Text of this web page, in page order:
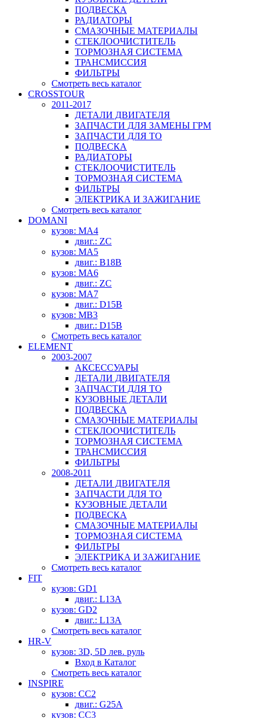
ПОДВЕСКА
РАДИАТОРЫ
СМАЗОЧНЫЕ МАТЕРИАЛЫ
СТЕКЛООЧИСТИТЕЛЬ
ТОРМОЗНАЯ СИСТЕМА
ТРАНСМИССИЯ
ФИЛЬТРЫ
Смотреть весь каталог
CROSSTOUR
2011-2017
ДЕТАЛИ ДВИГАТЕЛЯ
ЗАПЧАСТИ ДЛЯ ЗАМЕНЫ ГРМ
ЗАПЧАСТИ ДЛЯ ТО
ПОДВЕСКА
РАДИАТОРЫ
СТЕКЛООЧИСТИТЕЛЬ
ТОРМОЗНАЯ СИСТЕМА
ФИЛЬТРЫ
ЭЛЕКТРИКА И ЗАЖИГАНИЕ
Смотреть весь каталог
DOMANI
кузов: MA4
двиг.: ZC
кузов: MA5
двиг.: B18B
кузов: MA6
двиг.: ZC
кузов: MA7
двиг.: D15B
кузов: MB3
двиг.: D15B
Смотреть весь каталог
ELEMENT
2003-2007
АКСЕССУАРЫ
ДЕТАЛИ ДВИГАТЕЛЯ
ЗАПЧАСТИ ДЛЯ ТО
КУЗОВНЫЕ ДЕТАЛИ
ПОДВЕСКА
СМАЗОЧНЫЕ МАТЕРИАЛЫ
СТЕКЛООЧИСТИТЕЛЬ
ТОРМОЗНАЯ СИСТЕМА
ТРАНСМИССИЯ
ФИЛЬТРЫ
2008-2011
ДЕТАЛИ ДВИГАТЕЛЯ
ЗАПЧАСТИ ДЛЯ ТО
КУЗОВНЫЕ ДЕТАЛИ
ПОДВЕСКА
СМАЗОЧНЫЕ МАТЕРИАЛЫ
ТОРМОЗНАЯ СИСТЕМА
ФИЛЬТРЫ
ЭЛЕКТРИКА И ЗАЖИГАНИЕ
Смотреть весь каталог
FIT
кузов: GD1
двиг.: L13A
кузов: GD2
двиг.: L13A
Смотреть весь каталог
HR-V
кузов: 3D, 5D лев. руль
Вход в Каталог
Смотреть весь каталог
INSPIRE
кузов: CC2
двиг.: G25A
кузов: CC3